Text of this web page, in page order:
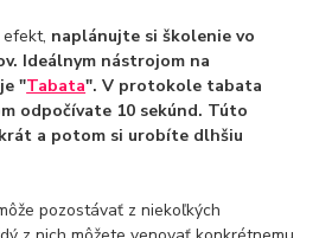
naplánujte si školenie vo
Ideálnym nástrojom na
"Tabata". V protokole tabata
odpočívate 10 sekúnd. Túto
a potom si urobíte dlhšiu
pozostávať z niekoľkých